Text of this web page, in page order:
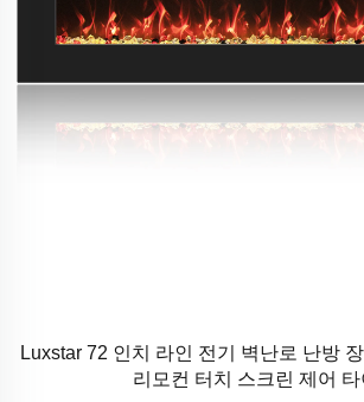
Luxstar 72 인치 라인 전기 벽난로 난방
리모컨 터치 스크린 제어 타